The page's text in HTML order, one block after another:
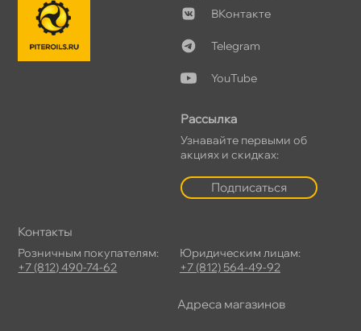
Контакте
Telegram
YouTube
Рассылка
Узнавайте первыми о
акциях и скидках:
Подписаться
Контакты
Розничным покупателям:
+7 (812) 490-74-62
Юридическим лицам:
+7 (812) 564-49-92
Адреса магазино